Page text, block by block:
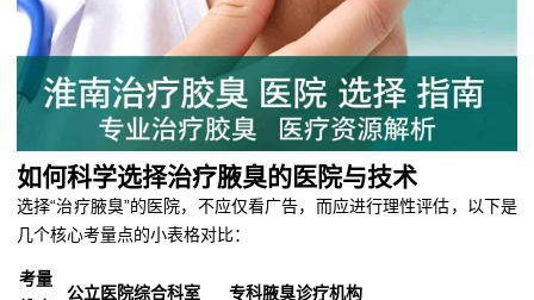
如何科学选择治疗腋臭的医院与技术
选择“治疗腋臭”的医院，不应仅看广告，而应进行理性评估，以下是
几个核心考量点的小表格对比：
考量
公立医院综合科室 专科腋臭诊疗机构